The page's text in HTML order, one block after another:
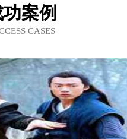
案例
CASES